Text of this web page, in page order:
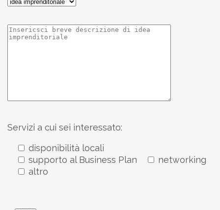
Servizi a cui sei interessato:
disponibilità locali
supporto al Business Plan
networking
altro